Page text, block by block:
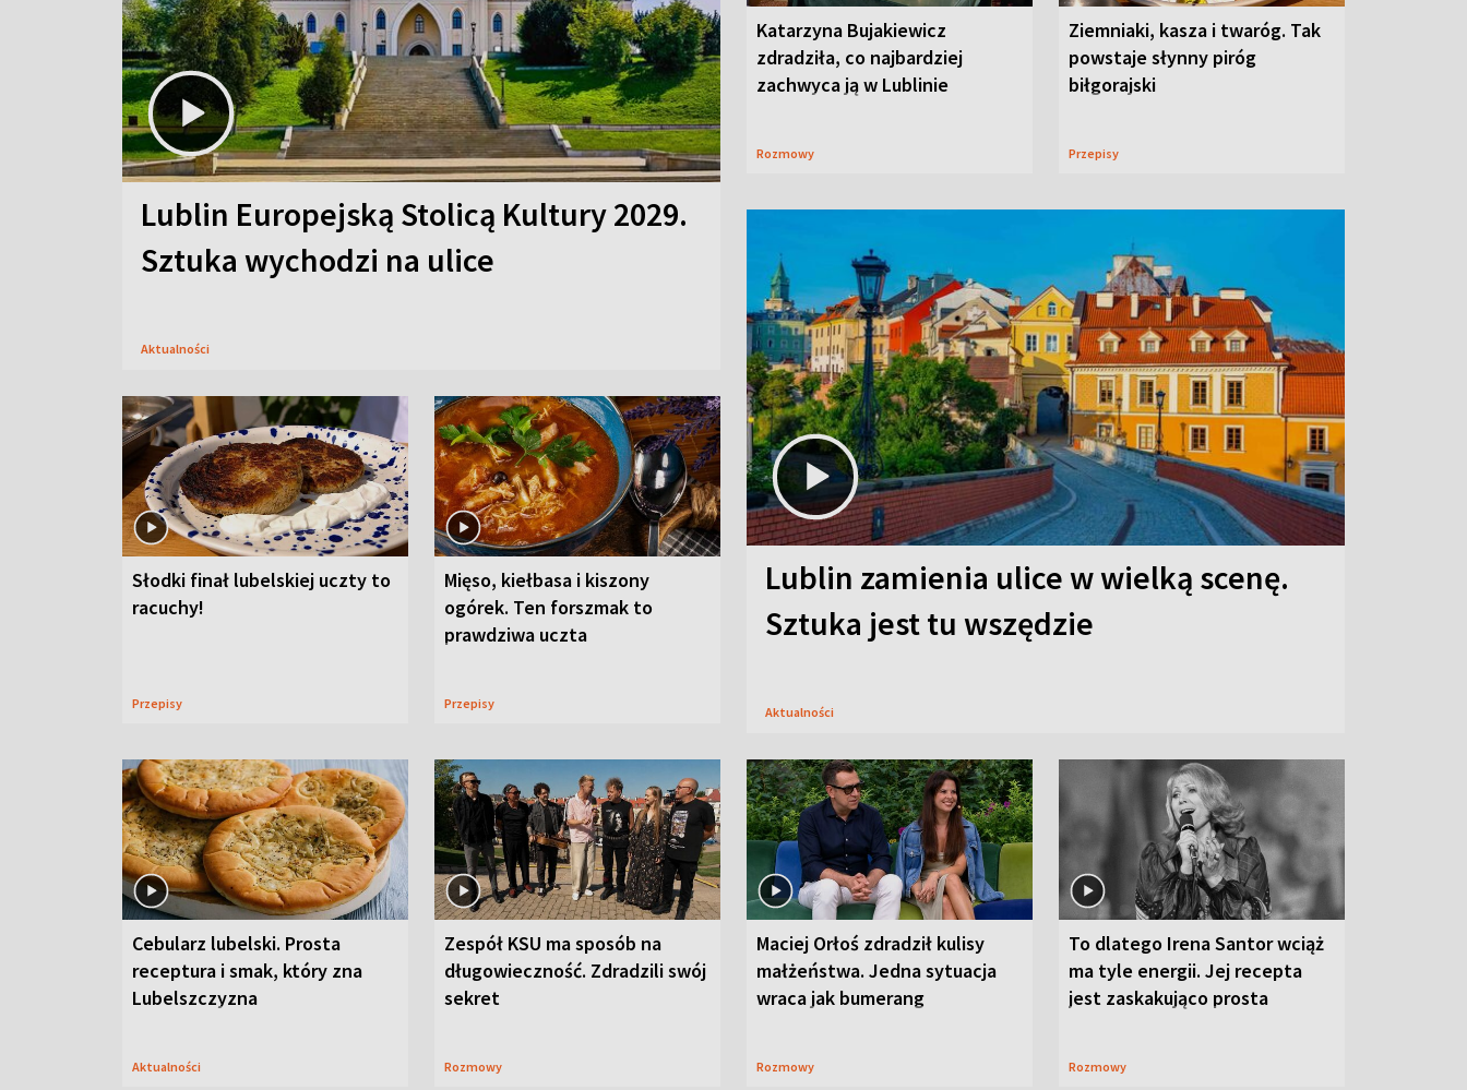
Lublin Europejską Stolicą Kultury 2029.
Sztuka wychodzi na ulice
Aktualności
Katarzyna Bujakiewicz
zdradziła, co najbardziej
zachwyca ją w Lublinie
Rozmowy
Ziemniaki, kasza i twaróg. Tak
powstaje słynny piróg
biłgorajski
Przepisy
Słodki finał lubelskiej uczty to
racuchy!
Przepisy
Mięso, kiełbasa i kiszony
ogórek. Ten forszmak to
prawdziwa uczta
Przepisy
Lublin zamienia ulice w wielką scenę.
Sztuka jest tu wszędzie
Aktualności
Cebularz lubelski. Prosta
receptura i smak, który zna
Lubelszczyzna
Aktualności
Zespół KSU ma sposób na
długowieczność. Zdradzili swój
sekret
Rozmowy
Maciej Orłoś zdradził kulisy
małżeństwa. Jedna sytuacja
wraca jak bumerang
Rozmowy
To dlatego Irena Santor wciąż
ma tyle energii. Jej recepta
jest zaskakująco prosta
Rozmowy